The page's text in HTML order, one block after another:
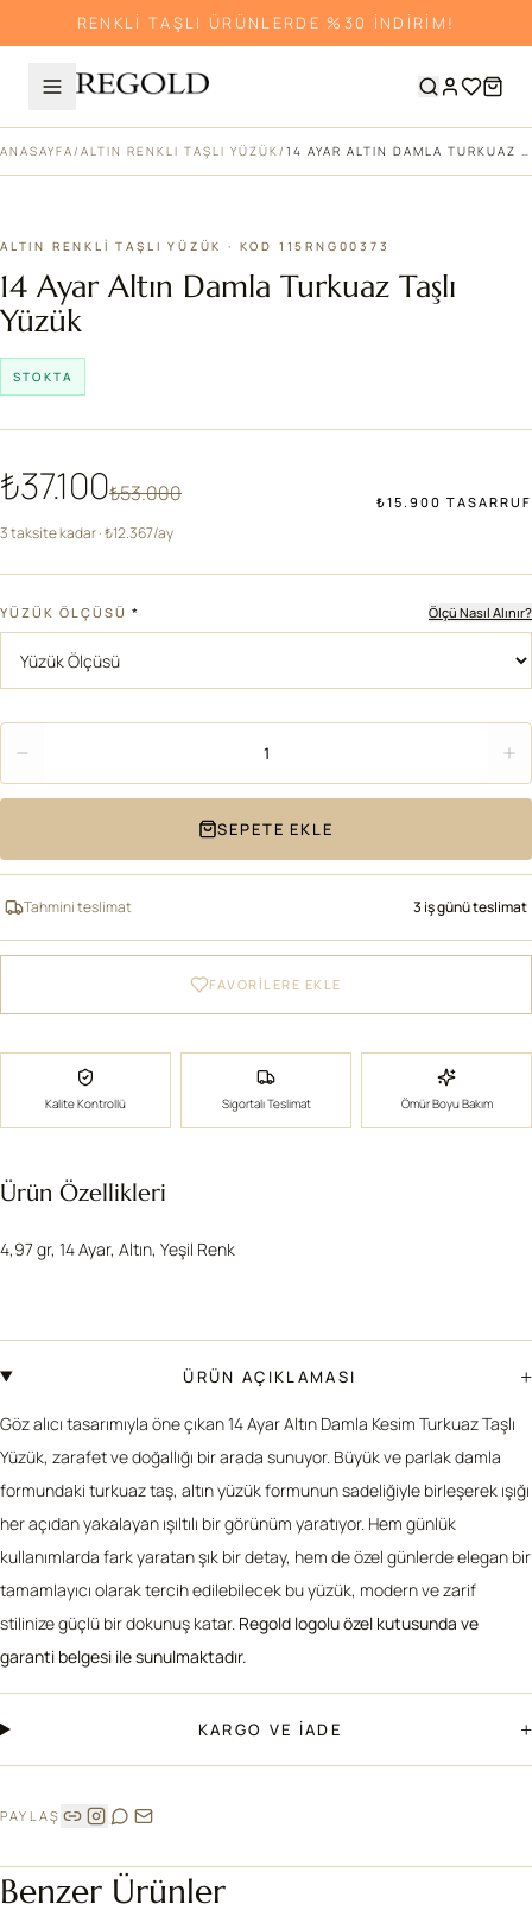
RENKLİ TAŞLI ÜRÜNLERDE %30 İNDİRİM!
ANASAYFA/ ALTIN RENKLI TAŞLI YÜZÜK/ 14 AYAR ALTIN DAMLA TURKUAZ TAŞLI YÜZÜK
ALTIN RENKLI TAŞLI YÜZÜK · KOD 115RNG00373
14 Ayar Altın Damla Turkuaz Taşlı
Yüzük
STOKTA
₺37.100₺53.000 ₺15.900 TASARRUF
3 taksite kadar · ₺12.367/ay
YÜZÜK ÖLÇÜSÜ * Ölçü Nasıl Alınır?
1
SEPETE EKLE
Tahmini teslimat 3 iş günü teslimat
FAVORİLERE EKLE
Kalite Kontrollü Sigortalı Teslimat Ömür Boyu Bakım
Ürün Özellikleri
4,97 gr, 14 Ayar, Altın, Yeşil Renk
ÜRÜN AÇIKLAMASI +
Göz alıcı tasarımıyla öne çıkan 14 Ayar Altın Damla Kesim Turkuaz Taşlı
Yüzük, zarafet ve doğallığı bir arada sunuyor. Büyük ve parlak damla
formundaki turkuaz taş, altın yüzük formunun sadeliğiyle birleşerek ışığı
her açıdan yakalayan ışıltılı bir görünüm yaratıyor. Hem günlük
kullanımlarda fark yaratan şık bir detay, hem de özel günlerde elegan bir
tamamlayıcı olarak tercih edilebilecek bu yüzük, modern ve zarif
stilinize güçlü bir dokunuş katar. Regold logolu özel kutusunda ve
garanti belgesi ile sunulmaktadır.
KARGO VE İADE +
PAYLAŞ
Benzer Ürünler